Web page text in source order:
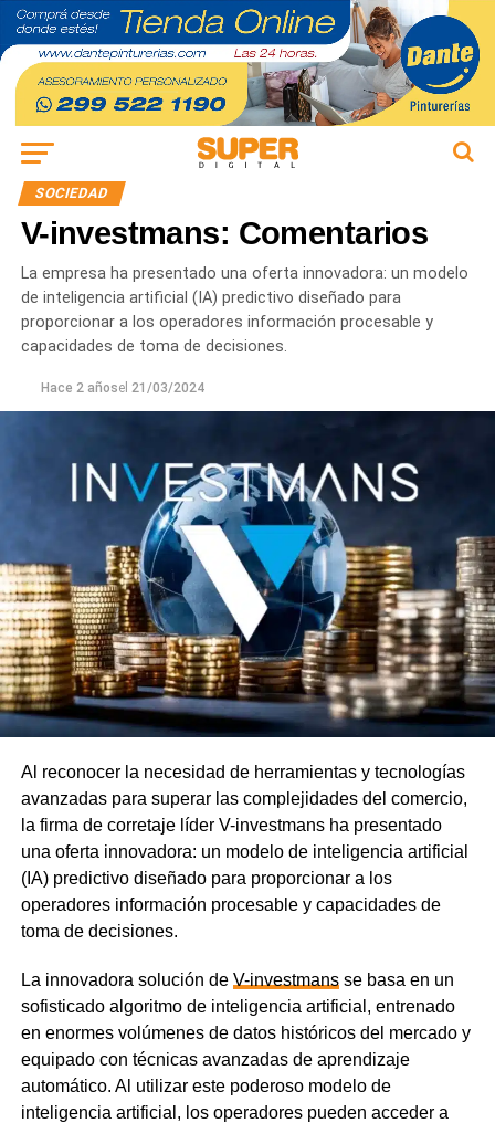
SOCIEDAD
V-investmans: Comentarios
La empresa ha presentado una oferta innovadora: un modelo
de inteligencia artificial (IA) predictivo diseñado para
proporcionar a los operadores información procesable y
capacidades de toma de decisiones.
Hace 2 añosel 21/03/2024
Al reconocer la necesidad de herramientas y tecnologías
avanzadas para superar las complejidades del comercio,
la firma de corretaje líder V-investmans ha presentado
una oferta innovadora: un modelo de inteligencia artificial
(IA) predictivo diseñado para proporcionar a los
operadores información procesable y capacidades de
toma de decisiones.
La innovadora solución de V-investmansse basa en un
sofisticado algoritmo de inteligencia artificial, entrenado
en enormes volúmenes de datos históricos del mercado y
equipado con técnicas avanzadas de aprendizaje
automático. Al utilizar este poderoso modelo de
inteligencia artificial, los operadores pueden acceder a